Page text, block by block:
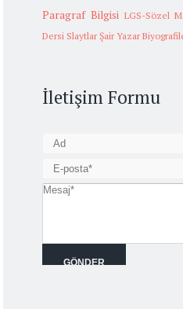
Paragraf Bilgisi LGS-Sözel
Dersi Slaytlar Şair Yazar
İletişim Formu